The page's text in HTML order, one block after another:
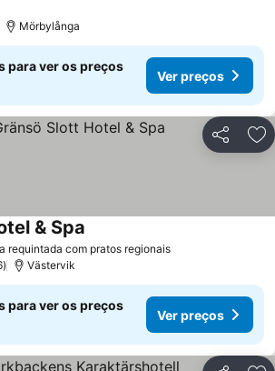
Mörbylånga
para ver os preços
Ver preços
Partilhar
requintada com pratos regionais
& Spa
Västervik
para ver os preços
Ver preços